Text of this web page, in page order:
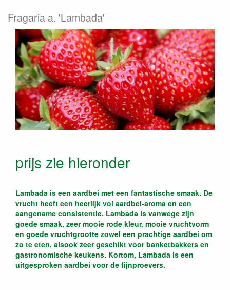
Fragaria a. 'Lambada'
prijs zie hieronder
Lambada is een aardbei met een fantastische smaak. De
vrucht heeft een heerlijk vol aardbei-aroma en een
aangename consistentie. Lambada is vanwege zijn
goede smaak, zeer mooie rode kleur, mooie vruchtvorm
en goede vruchtgrootte zowel een prachtige aardbei om
zo te eten, alsook zeer geschikt voor banketbakkers en
gastronomische keukens. Kortom, Lambada is een
uitgesproken aardbei voor de fijnproevers.